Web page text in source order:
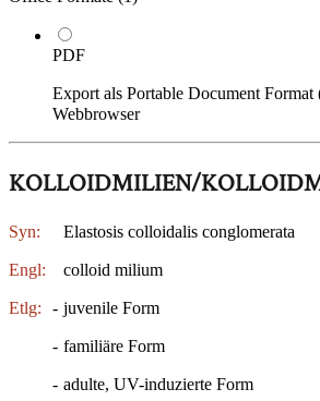
PDF
Export als Portable Document
Webbrowser
KOLLOIDMILIEN/
Syn: Elastosis colloidalis conglomerata
Engl: colloid milium
Etlg: - juvenile Form
- familiäre Form
- adulte, UV-induzierte Form